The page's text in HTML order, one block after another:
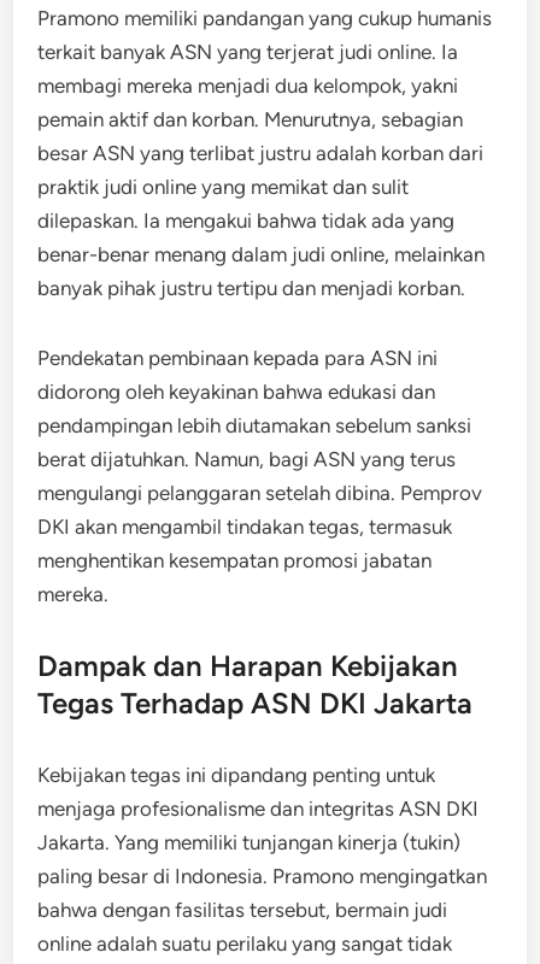
Pramono memiliki pandangan yang cukup humanis
terkait banyak ASN yang terjerat judi online. Ia
membagi mereka menjadi dua kelompok, yakni
pemain aktif dan korban. Menurutnya, sebagian
besar ASN yang terlibat justru adalah korban dari
praktik judi online yang memikat dan sulit
dilepaskan. Ia mengakui bahwa tidak ada yang
benar-benar menang dalam judi online, melainkan
banyak pihak justru tertipu dan menjadi korban.
Pendekatan pembinaan kepada para ASN ini
didorong oleh keyakinan bahwa edukasi dan
pendampingan lebih diutamakan sebelum sanksi
berat dijatuhkan. Namun, bagi ASN yang terus
mengulangi pelanggaran setelah dibina. Pemprov
DKI akan mengambil tindakan tegas, termasuk
menghentikan kesempatan promosi jabatan
mereka.
Dampak dan Harapan Kebijakan
Tegas Terhadap ASN DKI Jakarta
Kebijakan tegas ini dipandang penting untuk
menjaga profesionalisme dan integritas ASN DKI
Jakarta. Yang memiliki tunjangan kinerja (tukin)
paling besar di Indonesia. Pramono mengingatkan
bahwa dengan fasilitas tersebut, bermain judi
online adalah suatu perilaku yang sangat tidak